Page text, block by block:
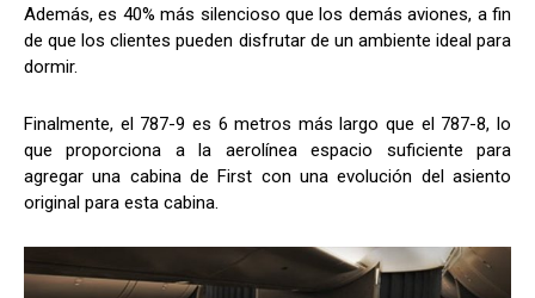
Además, es 40% más silencioso que los demás aviones, a fin
de que los clientes pueden disfrutar de un ambiente ideal para
dormir.
Finalmente, el 787-9 es 6 metros más largo que el 787-8, lo
que proporciona a la aerolínea espacio suficiente para
agregar una cabina de First con una evolución del asiento
original para esta cabina.